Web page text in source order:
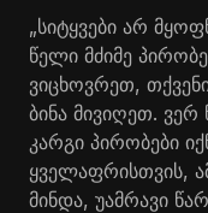
„სიტყვები არ
წელი მძიმე
ვიცხოვრეთ,
ბინა მივიღეთ.
კარგი პირობები
ყველაფრისთვის,
მინდა, უამრავი